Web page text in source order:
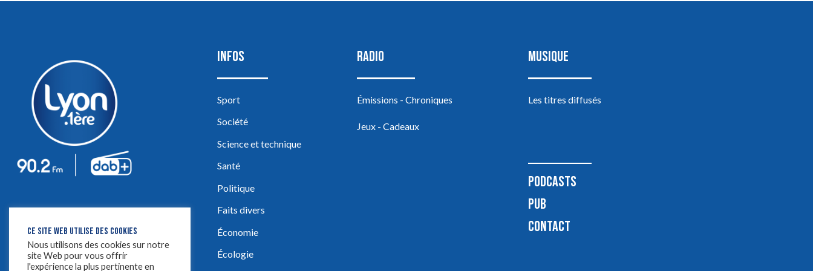
INFOS
Sport
Société
Science et technique
Santé
Politique
Faits divers
Économie
Écologie
RADIO
Émissions - Chroniques
Jeux - Cadeaux
MUSIQUE
Les titres diffusés
PODCASTS
PUB
CONTACT
CE SITE WEB UTILISE DES COOKIES
Nous utilisons des cookies sur notre
site Web pour vous offrir
l'expérience la plus pertinente en